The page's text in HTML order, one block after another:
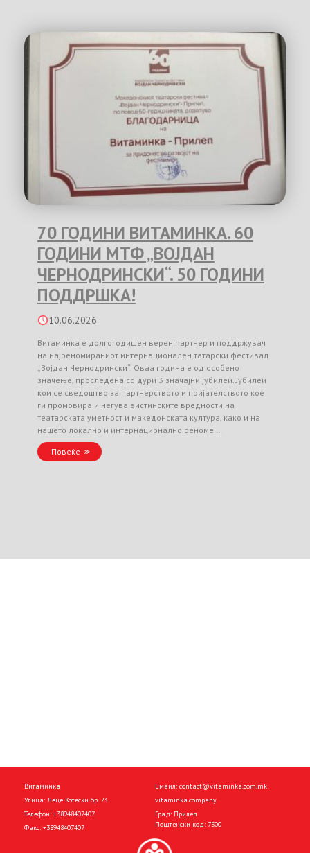
70 ГОДИНИ ВИТАМИНКА. 60
ГОДИНИ МТФ „ВОЈДАН
ЧЕРНОДРИНСКИ“. 50 ГОДИНИ
ПОДДРШКА!
10.06.2026
Витаминка е долгогодишен верен партнер и поддржувач
на најреномираниот интернационален татарски фестивал
„Војдан Чернодрински“. Оваа година е од особено
значење, проследена со дури 3 значајни јубилеи. Јубилеи
кои се сведоштво за партнерството и пријателството кое
ги промовира и негува вистинските вредности на
театарската уметност и македонската култура, како и на
нашето локално и интернационално реноме …
Повеќе
Витаминка
Улица: Леце Котески бр. 23
Телефон: +38948407407
Факс: +38948407407
Емаил: contact@vitaminka.com.mk
vitaminka.company
Град: Прилеп
Поштенски код: 7500